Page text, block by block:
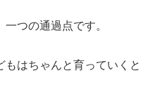
つの通過点です。
もはちゃんと育っていくと